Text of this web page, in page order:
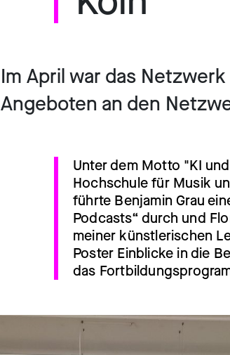
Im April war das
Angeboten an den
Unter dem Motto "KI
Hochschule für Musik
führte Benjamin Grau
Podcasts“ durch und
meiner künstlerischen
Poster Einblicke in die
das